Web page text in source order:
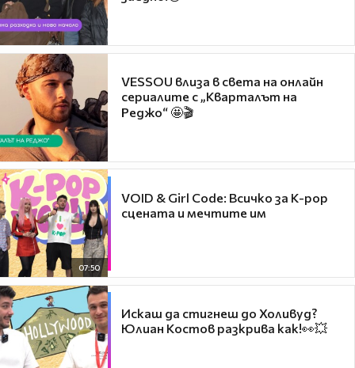
VESSOU влиза в света на онлайн
сериалите с „Кварталът на
Реджо“ 🤩🎬
07:50
VOID & Girl Code: Всичко за K-pop
сцената и мечтите им
Искаш да стигнеш до Холивуд?
Юлиан Костов разкрива как!👀💥